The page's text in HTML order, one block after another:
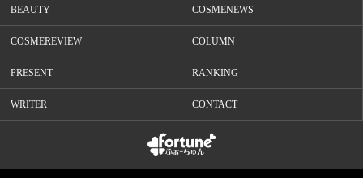
BEAUTY COSMENEWS
COSMEREVIEW COLUMN
PRESENT RANKING
WRITER CONTACT